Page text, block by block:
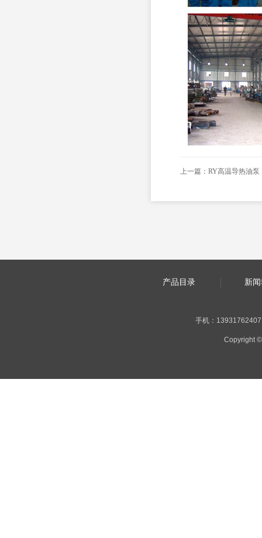
上一篇： RY高温导热油泵
产品目录 新
手机：
Copyright